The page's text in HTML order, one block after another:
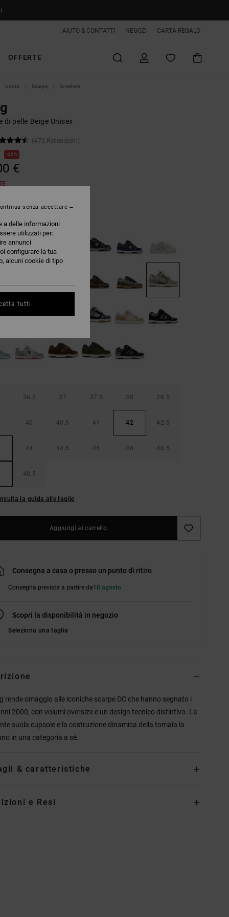
AIUTO & CONTATTI NEGOZI CARTA REGALO
OFFERTE
Uomo Scarpe Sneakers
di pelle Beige Unisex
(470 Recensioni)
30%
€
36.5 37 37.5 38 38.5
40 40.5 41 42 42.5
44 44.5 45 46 46.5
48.5
la guida alle taglie
Aggiungi al carrello
Consegna a casa o presso un punto di ritiro
Consegna prevista a partire da10 agosto
Scopri la disponibilità in negozio
Seleziona una taglia
rende omaggio alle iconiche scarpe DC che hanno segnato i
2000, con volumi oversize e un design tecnico distintivo. La
suola cupsole e la costruzione dinamica della tomaia la
in una categoria a sé.
& caratteristiche
e Resi
a delle informazioni
utilizzati per:
annunci
configurare la tua
alcuni cookie di tipo
senza accettare
tutti